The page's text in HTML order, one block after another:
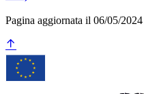
Pagina aggiornata il 06/05/2024